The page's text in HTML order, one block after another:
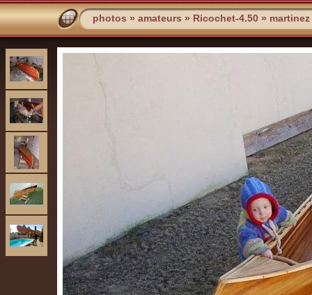
photos » amateurs » Ricochet-4.50 » martinez